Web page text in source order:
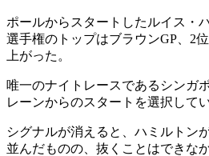
ポールからスタートしたルイス・
選手権のトップはブラウンGP、2
上がった。
唯一のナイトレースであるシンガ
レーンからのスタートを選択してい
シグナルが消えると、ハミルトン
並んだものの、抜くことはできな